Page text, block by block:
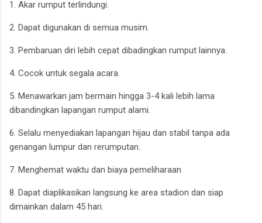
1. Akar rumput terlindungi.
2. Dapat digunakan di semua musim.
3. Pembaruan diri lebih cepat dibadingkan rumput lainnya.
4. Cocok untuk segala acara.
5. Menawarkan jam bermain hingga 3-4 kali lebih lama
dibandingkan lapangan rumput alami.
6. Selalu menyediakan lapangan hijau dan stabil tanpa ada
genangan lumpur dan rerumputan.
7. Menghemat waktu dan biaya pemeliharaan
8. Dapat diaplikasikan langsung ke area stadion dan siap
dimainkan dalam 45 hari.